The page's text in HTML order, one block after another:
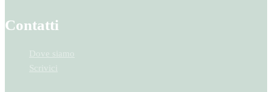
Contatti
Dove siamo
Scrivici